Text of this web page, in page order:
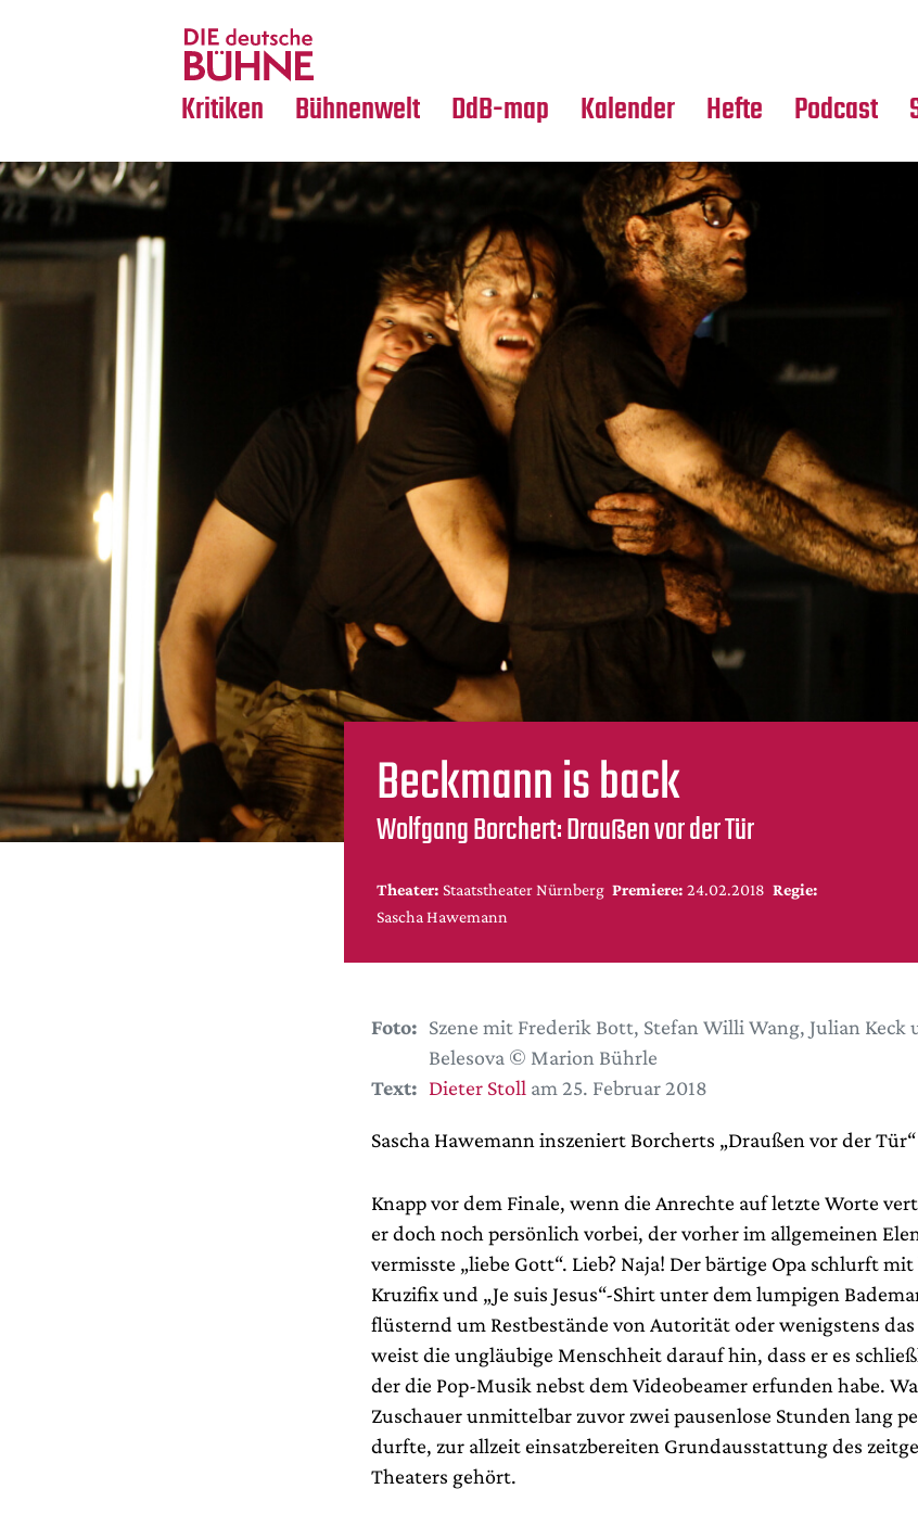
Kritiken
Crossover
Bühnenwelt
Medientipps
DdB-map Kalender Hefte Podcast
Beckmann is back
Wolfgang Borchert: Draußen vor der Tür
Theater: Staatstheater Nürnberg Premiere: 24.02.2018 Regie:
Sascha Hawemann
Foto: Szene mit Frederik Bott, Stefan Willi Wang, Julian Keck
Belesova © Marion Bührle
Text: Dieter Stoll am 25. Februar 2018
Sascha Hawemann inszeniert Borcherts „Draußen vor der
Knapp vor dem Finale, wenn die Anrechte auf letzte Worte
er doch noch persönlich vorbei, der vorher im allgemeinen
vermisste „liebe Gott“. Lieb? Naja! Der bärtige Opa schlurft
Kruzifix und „Je suis Jesus“-Shirt unter dem lumpigen
flüsternd um Restbestände von Autorität oder wenigstens
weist die ungläubige Menschheit darauf hin, dass er es
der die Pop-Musik nebst dem Videobeamer erfunden habe.
Zuschauer unmittelbar zuvor zwei pausenlose Stunden lang
durfte, zur allzeit einsatzbereiten Grundausstattung des
Theaters gehört.